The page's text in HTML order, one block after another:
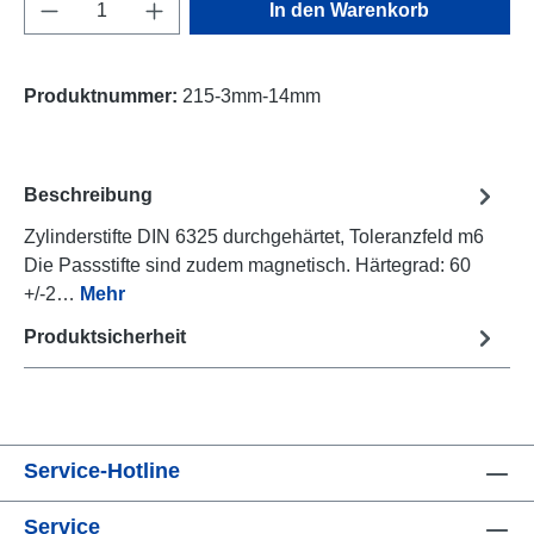
In den Warenkorb
Produktnummer: 215-3mm-14mm
Beschreibung
Zylinderstifte DIN 6325 durchgehärtet, Toleranzfeld m6
Die Passstifte sind zudem magnetisch. Härtegrad: 60
+/-2… Mehr
Produktsicherheit
Service-Hotline
Service